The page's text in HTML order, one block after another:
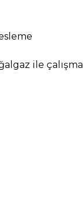
ile çalışma